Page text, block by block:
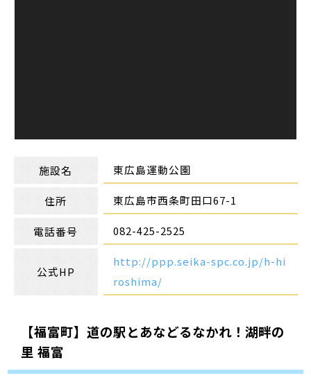
施設名 東広島運動公園
住所 東広島市西条町田口67-1
電話番号 082-425-2525
公式HP
http://ppp.seika-spc.co.jp/h-hi
roshima/
【福富町】道の駅とあなどるなかれ！湖畔の
里 福富